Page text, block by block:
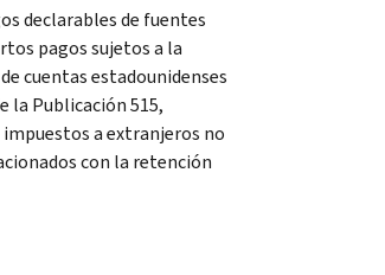
declarables de fuentes
pagos sujetos a la
cuentas estadounidenses
la Publicación 515,
a extranjeros no
con la retención